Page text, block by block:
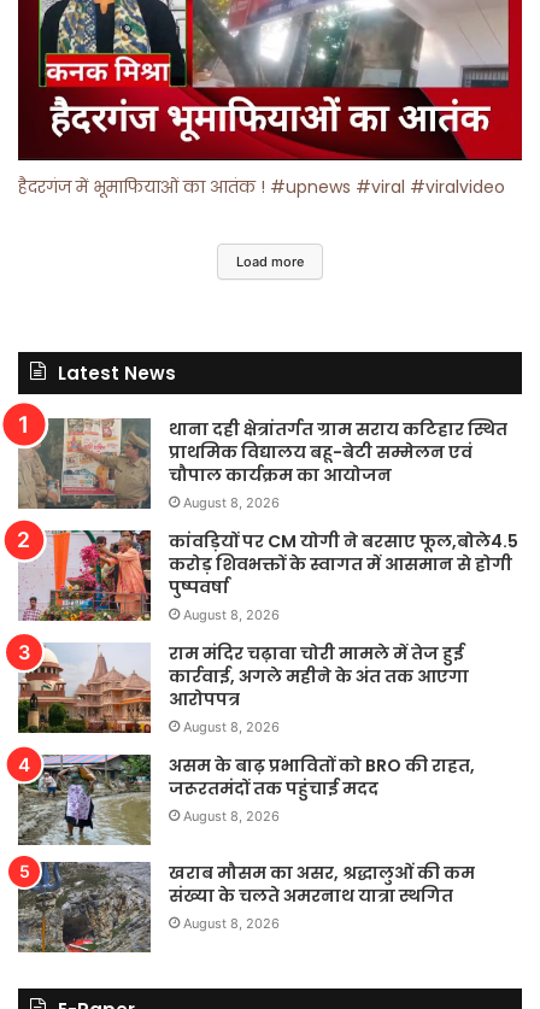
हैदरगंज में भूमाफियाओं का आतंक ! #upnews #viral #viralvideo
Load more
Latest News
थाना दही क्षेत्रांतर्गत ग्राम सराय कटिहार स्थित
प्राथमिक विद्यालय बहू-बेटी सम्मेलन एवं
चौपाल कार्यक्रम का आयोजन
August 8, 2026
कांवड़ियों पर CM योगी ने बरसाए फूल,बोले4.5
करोड़ शिवभक्तों के स्वागत में आसमान से होगी
पुष्पवर्षा
August 8, 2026
राम मंदिर चढ़ावा चोरी मामले में तेज हुई
कार्रवाई, अगले महीने के अंत तक आएगा
आरोपपत्र
August 8, 2026
असम के बाढ़ प्रभावितों को BRO की राहत,
जरूरतमंदों तक पहुंचाई मदद
August 8, 2026
खराब मौसम का असर, श्रद्धालुओं की कम
संख्या के चलते अमरनाथ यात्रा स्थगित
August 8, 2026